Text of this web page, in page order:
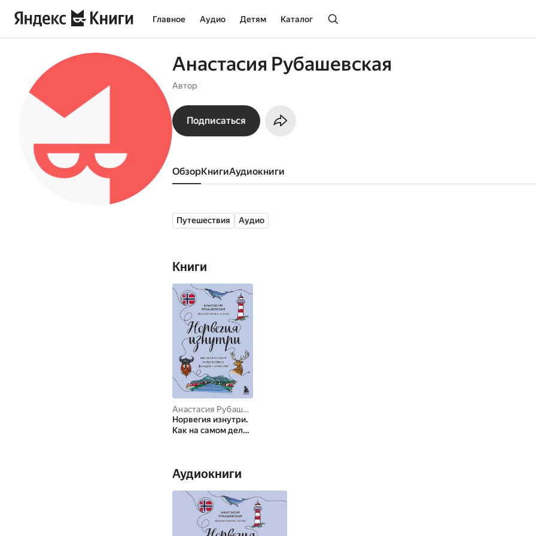
Главное Аудио Детям Каталог
Анастасия Рубашевская
Автор
Подписаться
Обзор книги аудиокниги
Путешествия Аудио
Книги
Анастасия Рубашевская
Норвегия изнутри.
Как на самом деле
Аудиокниги